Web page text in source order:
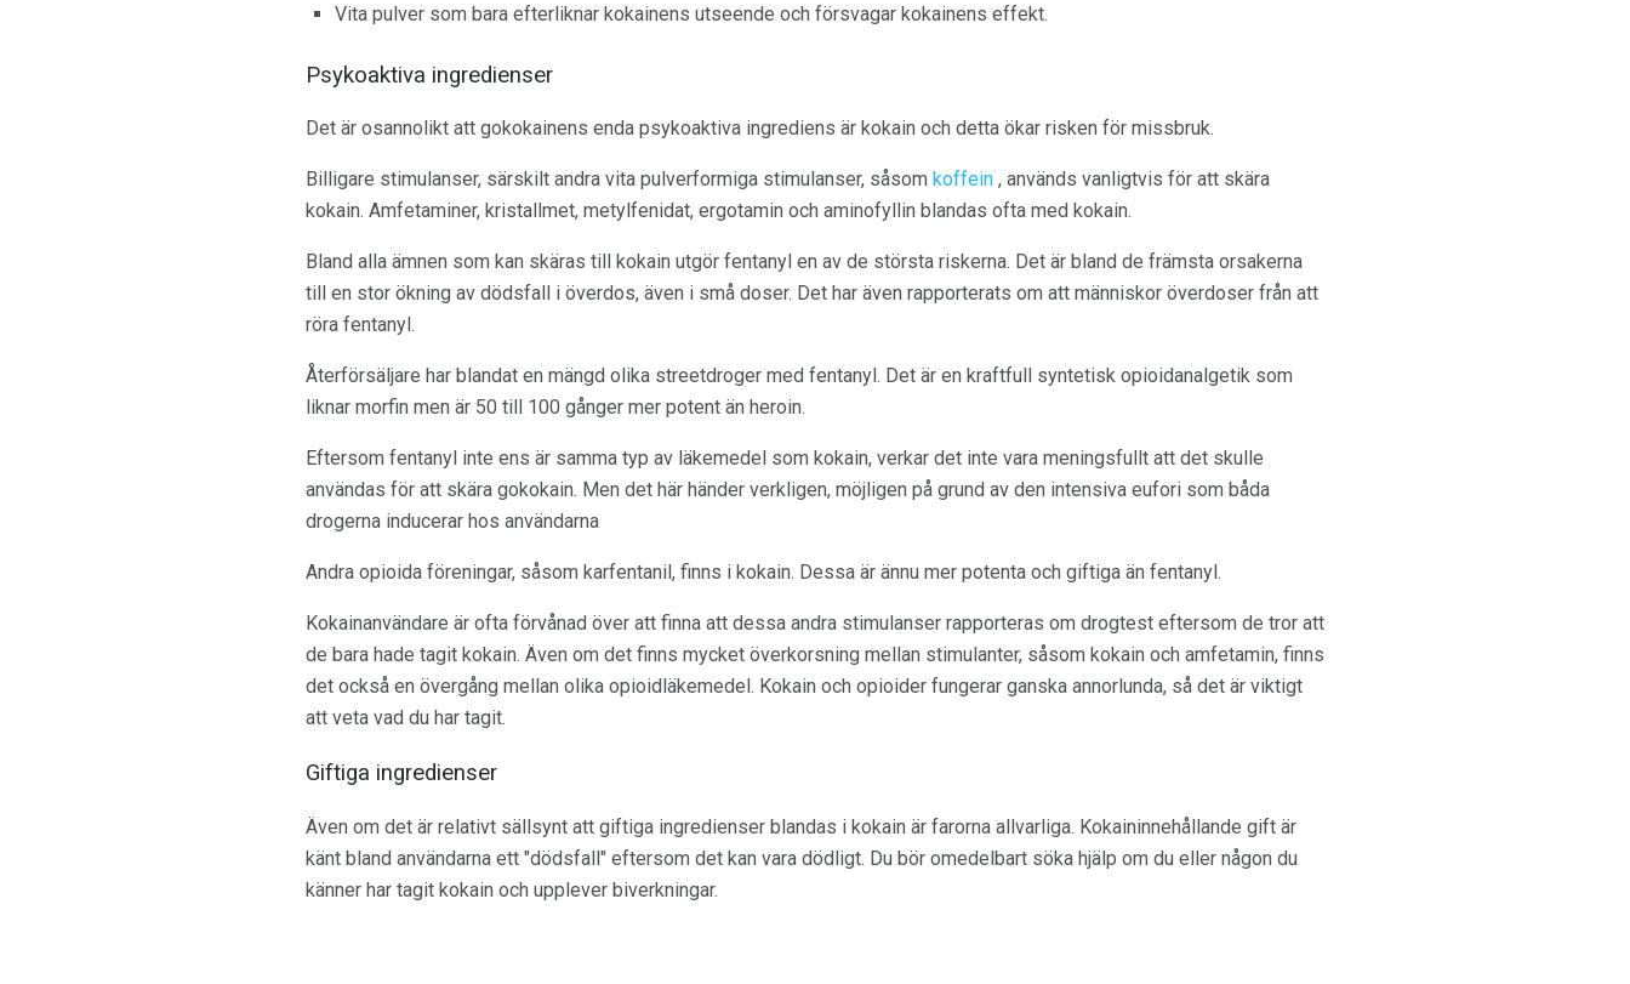
Vita pulver som bara efterliknar kokainens utseende och försvagar kokainens effekt.
Psykoaktiva ingredienser
Det är osannolikt att gokokainens enda psykoaktiva ingrediens är kokain och detta ökar risken för missbruk.
Billigare stimulanser, särskilt andra vita pulverformiga stimulanser, såsom koffein , används vanligtvis för att skära
kokain. Amfetaminer, kristallmet, metylfenidat, ergotamin och aminofyllin blandas ofta med kokain.
Bland alla ämnen som kan skäras till kokain utgör fentanyl en av de största riskerna. Det är bland de främsta orsakerna
till en stor ökning av dödsfall i överdos, även i små doser. Det har även rapporterats om att människor överdoser från att
röra fentanyl.
Återförsäljare har blandat en mängd olika streetdroger med fentanyl. Det är en kraftfull syntetisk opioidanalgetik som
liknar morfin men är 50 till 100 gånger mer potent än heroin.
Eftersom fentanyl inte ens är samma typ av läkemedel som kokain, verkar det inte vara meningsfullt att det skulle
användas för att skära gokokain. Men det här händer verkligen, möjligen på grund av den intensiva eufori som båda
drogerna inducerar hos användarna
Andra opioida föreningar, såsom karfentanil, finns i kokain. Dessa är ännu mer potenta och giftiga än fentanyl.
Kokainanvändare är ofta förvånad över att finna att dessa andra stimulanser rapporteras om drogtest eftersom de tror att
de bara hade tagit kokain. Även om det finns mycket överkorsning mellan stimulanter, såsom kokain och amfetamin, finns
det också en övergång mellan olika opioidläkemedel. Kokain och opioider fungerar ganska annorlunda, så det är viktigt
att veta vad du har tagit.
Giftiga ingredienser
Även om det är relativt sällsynt att giftiga ingredienser blandas i kokain är farorna allvarliga. Kokaininnehållande gift är
känt bland användarna ett "dödsfall" eftersom det kan vara dödligt. Du bör omedelbart söka hjälp om du eller någon du
känner har tagit kokain och upplever biverkningar.